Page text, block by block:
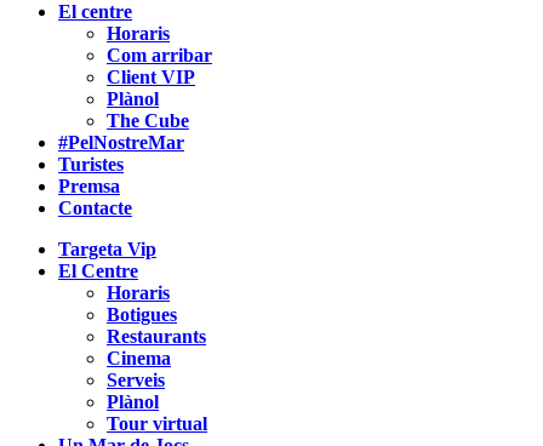
El centre
Horaris
Com arribar
Client VIP
Plànol
The Cube
#PelNostreMar
Turistes
Premsa
Contacte
Targeta Vip
El Centre
Horaris
Botigues
Restaurants
Cinema
Serveis
Plànol
Tour virtual